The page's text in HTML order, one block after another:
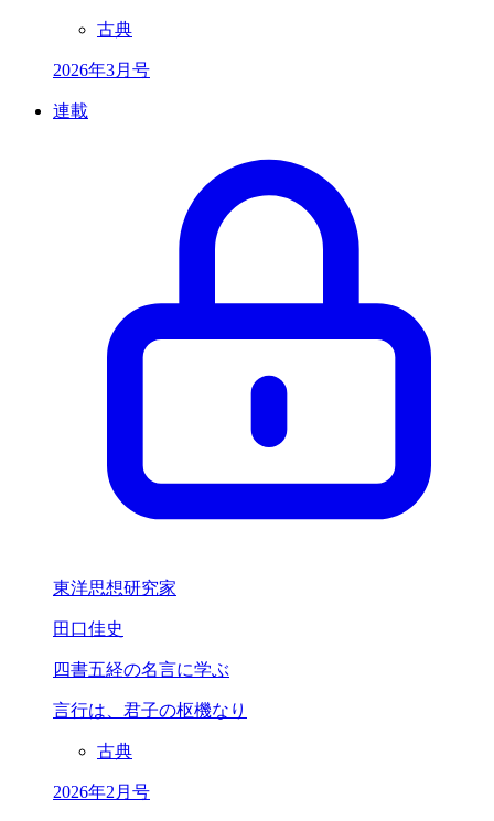
古典
2026年3月号
連載
東洋思想研究家
田口佳史
四書五経の名言に学ぶ
言行は、 君子の枢機なり
古典
2026年2月号